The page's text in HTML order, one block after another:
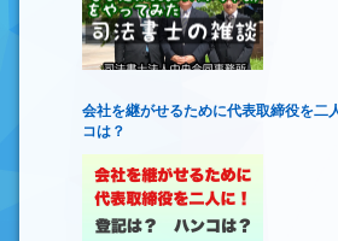
会社を継がせるために代表取締役を
コは？